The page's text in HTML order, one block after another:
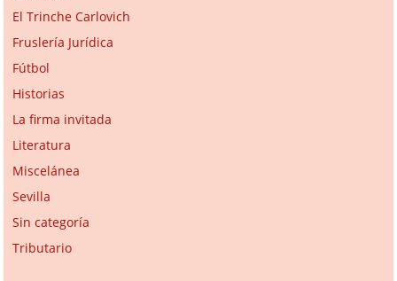
El Trinche Carlovich
Fruslería Jurídica
Fútbol
Historias
La firma invitada
Literatura
Miscelánea
Sevilla
Sin categoría
Tributario